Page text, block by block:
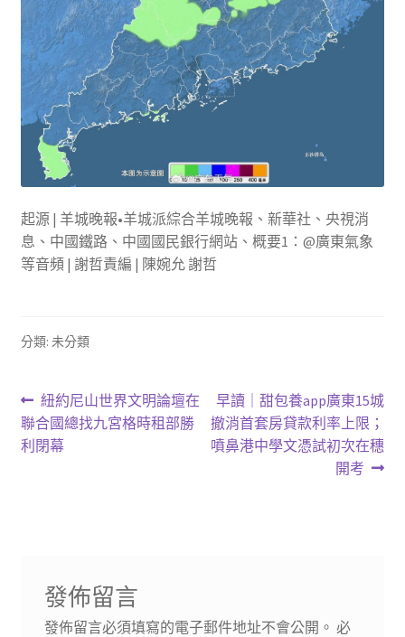
起源 | 羊城晚報•羊城派綜合羊城晚報、新華社、央視消
息、中國鐵路、中國國民銀行網站、概要1：@廣東氣象
等音頻 | 謝哲責編 | 陳婉允 謝哲
分類: 未分類
文
章
上
一
篇
紐約尼山世界文明論壇在
聯合國總找九宮格時租部勝
利閉幕
下
一
篇
早讀｜甜包養app廣東15城
撤消首套房貸款利率上限；
噴鼻港中學文憑試初次在穗
開考
發佈留言
發佈留言必須填寫的電子郵件地址不會公開。 必